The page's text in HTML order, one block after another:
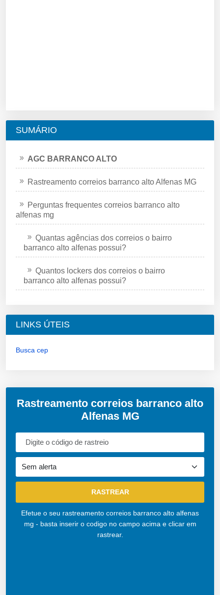
SUMÁRIO
AGC BARRANCO ALTO
Rastreamento correios barranco alto Alfenas MG
Perguntas frequentes correios barranco alto
alfenas mg
Quantas agências dos correios o bairro
barranco alto alfenas possui?
Quantos lockers dos correios o bairro
barranco alto alfenas possui?
LINKS ÚTEIS
Busca cep
Rastreamento correios barranco alto
Alfenas MG
Efetue o seu rastreamento correios barranco alto alfenas
mg - basta inserir o codigo no campo acima e clicar em
rastrear.